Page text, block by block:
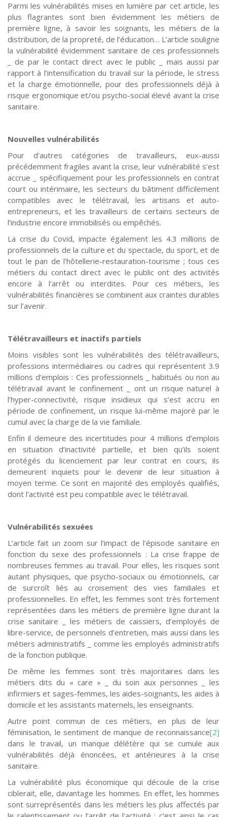
Parmi les vulnérabilités mises en lumière par cet article, les
plus flagrantes sont bien évidemment les métiers de
première ligne, à savoir les soignants, les métiers de la
distribution, de la propreté, de l’éducation… L’article souligne
la vulnérabilité évidemment sanitaire de ces professionnels
_ de par le contact direct avec le public _ mais aussi par
rapport à l’intensification du travail sur la période, le stress
et la charge émotionnelle, pour des professionnels déjà à
risque ergonomique et/ou psycho-social élevé avant la crise
sanitaire.
Nouvelles vulnérabilités
Pour d’autres catégories de travailleurs, eux-aussi
précédemment fragiles avant la crise, leur vulnérabilité s’est
accrue _ spécifiquement pour les professionnels en contrat
court ou intérimaire, les secteurs du bâtiment difficilement
compatibles avec le télétravail, les artisans et auto-
entrepreneurs, et les travailleurs de certains secteurs de
l’industrie encore immobilisés ou empêchés.
La crise du Covid, impacte également les 4.3 millions de
professionnels de la culture et du spectacle, du sport, et de
tout le pan de l’hôtellerie-restauration-tourisme ; tous ces
métiers du contact direct avec le public ont des activités
encore à l’arrêt ou interdites. Pour ces métiers, les
vulnérabilités financières se combinent aux craintes durables
sur l’avenir.
Télétravailleurs et inactifs partiels
Moins visibles sont les vulnérabilités des télétravailleurs,
professions intermédiaires ou cadres qui représentent 3.9
millions d’emplois : Ces professionnels _ habitués ou non au
télétravail avant le confinement _ ont un risque naturel à
l’hyper-connectivité, risque insidieux qui s’est accru en
période de confinement, un risque lui-même majoré par le
cumul avec la charge de la vie familiale.
Enfin il demeure des incertitudes pour 4 millions d’emplois
en situation d’inactivité partielle, et bien qu’ils soient
protégés du licenciement par leur contrat en cours, ils
demeurent inquiets pour le devenir de leur situation à
moyen terme. Ce sont en majorité des employés qualifiés,
dont l’activité est peu compatible avec le télétravail.
Vulnérabilités sexuées
L’article fait un zoom sur l’impact de l’épisode sanitaire en
fonction du sexe des professionnels : La crise frappe de
nombreuses femmes au travail. Pour elles, les risques sont
autant physiques, que psycho-sociaux ou émotionnels, car
de surcroît liés au croisement des vies familiales et
professionnelles. En effet, les femmes sont très fortement
représentées dans les métiers de première ligne durant la
crise sanitaire _ les métiers de caissiers, d’employés de
libre-service, de personnels d’entretien, mais aussi dans les
métiers administratifs _ comme les employés administratifs
de la fonction publique.
De même les femmes sont très majoritaires dans les
métiers dits du « care » _ du soin aux personnes _ les
infirmiers et sages-femmes, les aides-soignants, les aides à
domicile et les assistants maternels, les enseignants.
Autre point commun de ces métiers, en plus de leur
féminisation, le sentiment de manque de reconnaissance[2]
dans le travail, un manque délétère qui se cumule aux
vulnérabilités déjà énoncées, et antérieures à la crise
sanitaire.
La vulnérabilité plus économique qui découle de la crise
ciblerait, elle, davantage les hommes. En effet, les hommes
sont surreprésentés dans les métiers les plus affectés par